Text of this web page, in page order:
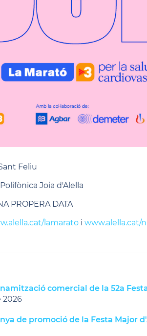
Feliu
Joia d'Alella
PROPERA DATA
lamarato iwww.alella.cat/
comercial de la 52a
2026
de promoció de la Festa Major